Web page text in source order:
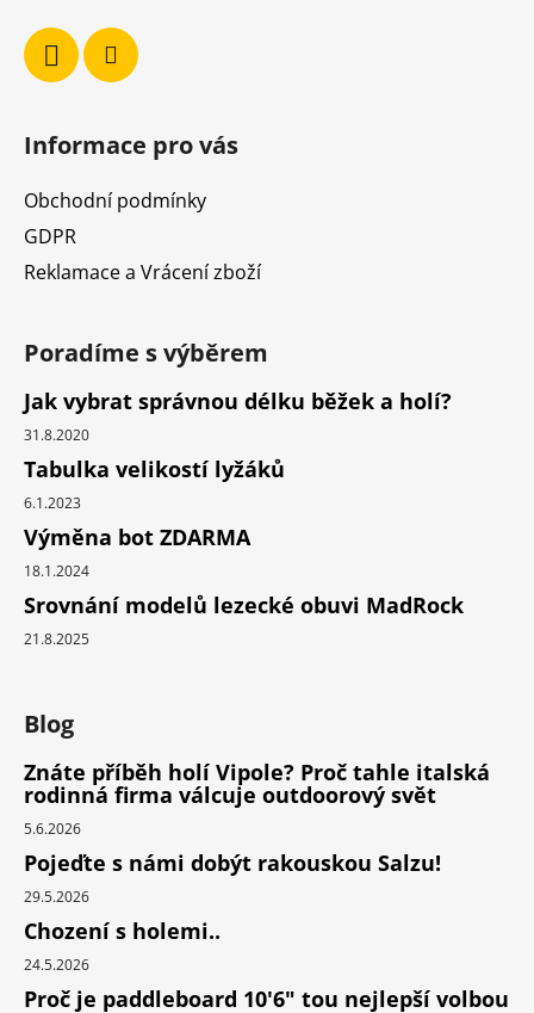
Informace pro vás
Obchodní podmínky
GDPR
Reklamace a Vrácení zboží
Poradíme s výběrem
Jak vybrat správnou délku běžek a holí?
31.8.2020
Tabulka velikostí lyžáků
6.1.2023
Výměna bot ZDARMA
18.1.2024
Srovnání modelů lezecké obuvi MadRock
21.8.2025
Blog
Znáte příběh holí Vipole? Proč tahle italská
rodinná firma válcuje outdoorový svět
5.6.2026
Pojeďte s námi dobýt rakouskou Salzu!
29.5.2026
Chození s holemi..
24.5.2026
Proč je paddleboard 10'6" tou nejlepší volbou